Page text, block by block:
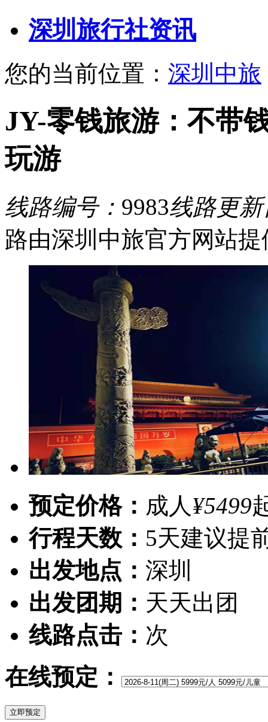
深圳旅行社资讯
您的当前位置： 深圳中旅
JY-零钱旅游：不带
玩游
线路编号： 9983线路更
路由深圳中旅官方网站提
预定价格： 成人 ¥5499
行程天数： 5天建议提
出发地点： 深圳
出发团期： 天天出团
线路点击： 次
在线预定：